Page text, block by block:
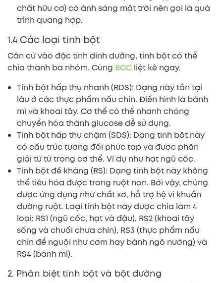
chất hữu cơ) có ánh sáng mặt trời nên gọi là quá
trình quang hợp.
1.4 Các loại tinh bột
Căn cứ vào đặc tính dinh dưỡng, tinh bột có thể
chia thành ba nhóm. Cùng BCC liệt kê ngay.
Tinh bột hấp thụ nhanh (RDS): Dạng này tồn tại
lâu ở các thực phẩm nấu chín. Điển hình là bánh
mì và khoai tây. Cơ thể có thể nhanh chóng
chuyển hóa thành glucose dễ sử dụng.
Tinh bột hấp thụ chậm (SDS): Dạng tinh bột này
có cấu trúc tương đối phức tạp và được phân
giải từ từ trong cơ thể. Ví dụ như hạt ngũ cốc.
Tinh bột đề kháng (RS): Dạng tinh bột này không
thể tiêu hóa được trong ruột non. Bởi vậy, chúng
được ứng dụng như chất xơ, hỗ trợ hệ vi khuẩn
đường ruột. Loại tinh bột này được chia làm 4
loại: RS1 (ngũ cốc, hạt và đậu), RS2 (khoai tây
sống và chuối chưa chín), RS3 (thực phẩm nấu
chín để nguội như cơm hay bánh ngô nướng) và
RS4 (bánh mì).
2. Phân biệt tinh bột và bột đường